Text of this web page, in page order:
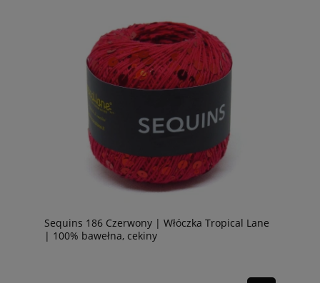
Sequins 186 Czerwony | Włóczka Tropical Lane
| 100% bawełna, cekiny